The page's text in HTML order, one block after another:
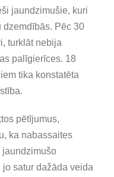
jaundzimušie, kuri
Pēc 30
turklāt nebija
palīgierīces. 18
tika konstatēta
pētījumus,
ka nabassaites
satur dažāda veida